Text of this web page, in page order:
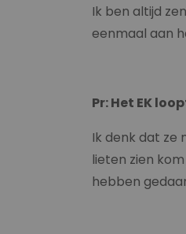
Ik ben altijd
eenmaal aan
Pr: Het EK
Ik denk dat ze
lieten zien
hebben